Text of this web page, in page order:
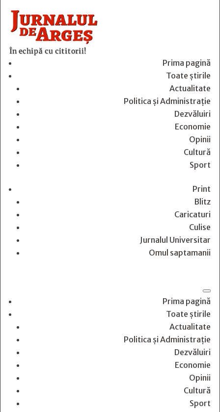
În echipă cu cititorii!
Prima pagină
Toate știrile
Actualitate
Politica și Administrație
Dezvăluiri
Economie
Opinii
Cultură
Sport
Print
Blitz
Caricaturi
Culise
Jurnalul Universitar
Omul saptamanii
Prima pagină
Toate știrile
Actualitate
Politica și Administrație
Dezvăluiri
Economie
Opinii
Cultură
Sport